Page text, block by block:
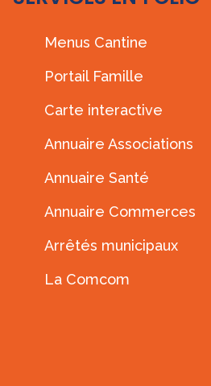
Menus Cantine
Portail Famille
Carte interactive
Annuaire Associations
Annuaire Santé
Annuaire Commerces
Arrêtés municipaux
La Comcom